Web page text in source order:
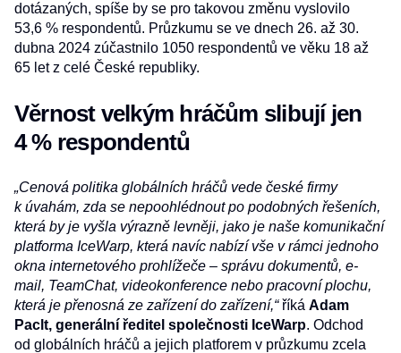
dotázaných, spíše by se pro takovou změnu vyslovilo
53,6 % respondentů. Průzkumu se ve dnech 26. až 30.
dubna 2024 zúčastnilo 1050 respondentů ve věku 18 až
65 let z celé České republiky.
Věrnost velkým hráčům slibují jen
4 % respondentů
„Cenová politika globálních hráčů vede české firmy
k úvahám, zda se nepoohlédnout po podobných řešeních,
která by je vyšla výrazně levněji, jako je naše komunikační
platforma IceWarp, která navíc nabízí vše v rámci jednoho
okna internetového prohlížeče – správu dokumentů, e-
mail, TeamChat, videokonference nebo pracovní plochu,
která je přenosná ze zařízení do zařízení,“říká Adam
Paclt, generální ředitel společnosti IceWarp. Odchod
od globálních hráčů a jejich platforem v průzkumu zcela